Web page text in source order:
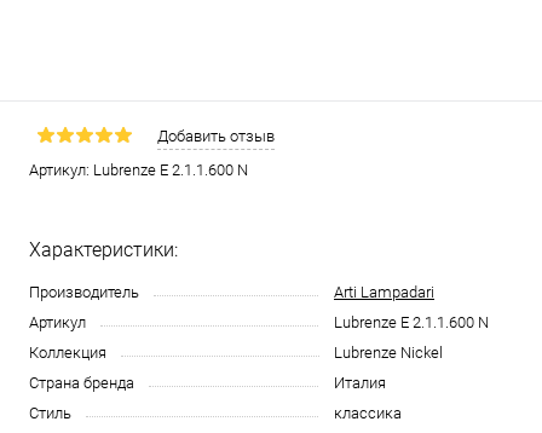
Добавить отзыв
Артикул: Lubrenze E 2.1.1.600 N
Характеристики:
Производитель
Arti Lampadari
Артикул
Lubrenze E 2.1.1.600 N
Коллекция
Lubrenze Nickel
Страна бренда
Италия
Стиль
классика